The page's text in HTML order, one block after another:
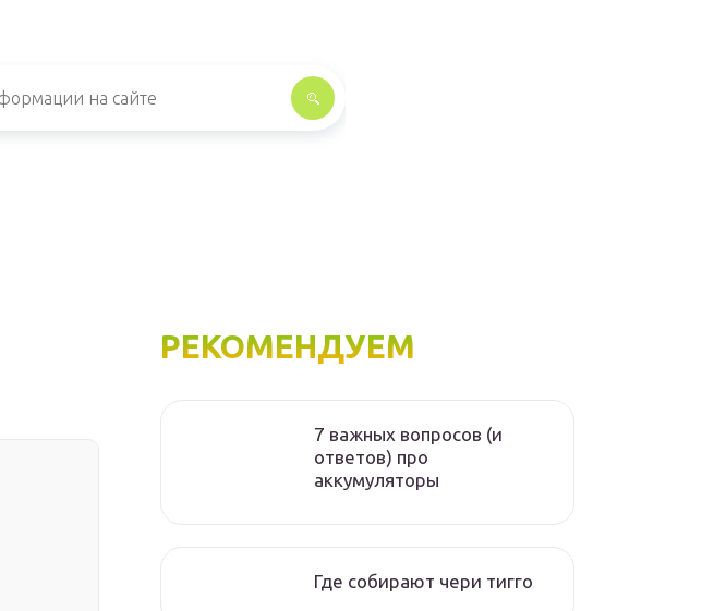
РЕКОМЕНДУЕМ
7 важных вопросов (и
ответов) про
аккумуляторы
Где собирают чери тигго